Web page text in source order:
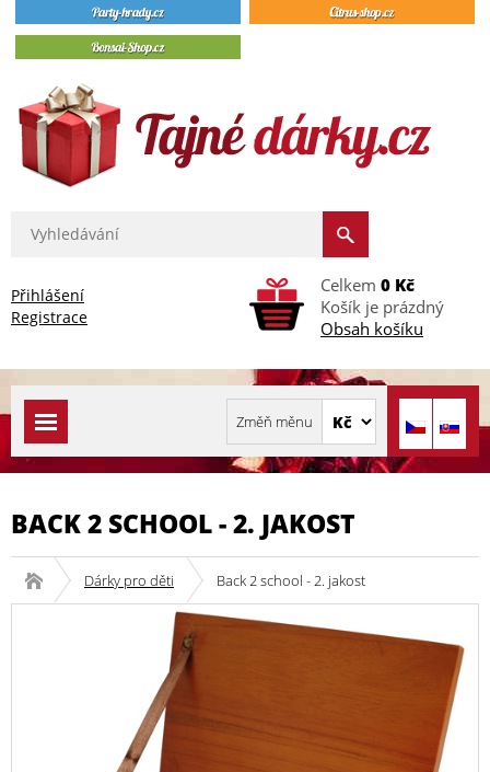
Přihlášení
Registrace
Celkem 0 Kč
Košík je prázdný
Obsah košíku
BACK 2 SCHOOL - 2. JAKOST
Dárky pro děti Back 2 school - 2. jakost